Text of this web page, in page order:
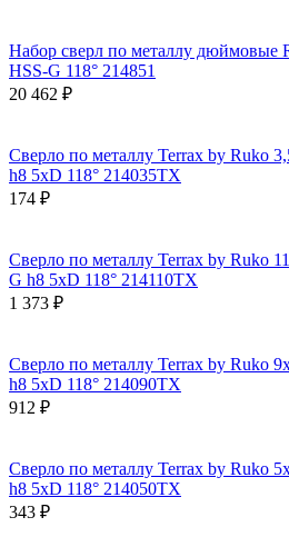
Набор сверл по металлу дюймовые
HSS-G 118° 214851
20 462 ₽
Сверло по металлу Terrax by Ruko
h8 5xD 118° 214035TX
174 ₽
Сверло по металлу Terrax by Ruko
G h8 5xD 118° 214110TX
1 373 ₽
Сверло по металлу Terrax by Ruko
h8 5xD 118° 214090TX
912 ₽
Сверло по металлу Terrax by Ruko
h8 5xD 118° 214050TX
343 ₽